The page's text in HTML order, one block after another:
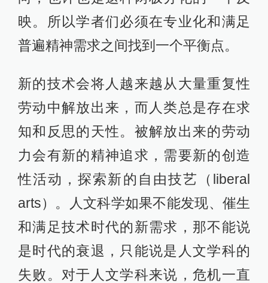
映。所以学者们必须在专业化和满足
普遍精神需求之间找到一个平衡点。
新的技术会将人越来越从大量重复性
劳动中解放出来，而人类总是存在求
知和反思的天性。被解放出来的劳动
力会有新的精神追求，需要新的创造
性活动，探索新的自由技艺（liberal
arts）。人文科学如果不能发现、催生
和满足技术时代的新需求，那不能说
是时代的衰退，只能说是人文学科的
失败。对于人文学科来说，危机一直